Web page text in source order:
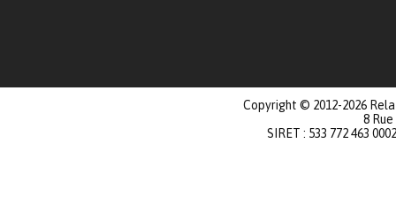
Copyright © 2012-2026
8
SIRET : 533 772 463